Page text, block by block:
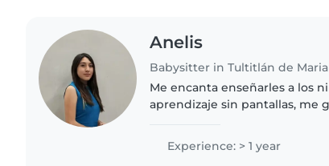
Anelis
Babysitter in Tultitlán de
Me encanta enseñarles a los
aprendizaje sin pantallas, me
Experience: > 1 year